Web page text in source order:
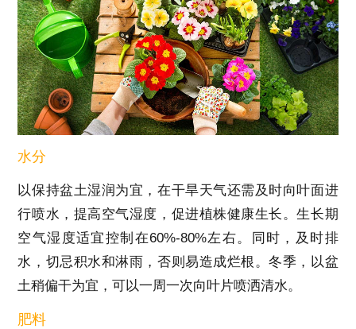
水分
以保持盆土湿润为宜，在干旱天气还需及时向叶面进
行喷水，提高空气湿度，促进植株健康生长。生长期
空气湿度适宜控制在60%-80%左右。同时，及时排
水，切忌积水和淋雨，否则易造成烂根。冬季，以盆
土稍偏干为宜，可以一周一次向叶片喷洒清水。
肥料